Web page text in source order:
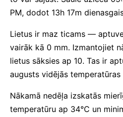
PM, dodot 13h 17m
Lietus ir maz ticams —
vairāk kā 0 mm. Izmantojiet
lietus sāksies ap 10. Tas ir
augusts vidējās temperatūras
Nākamā nedēļa izskatās
temperatūru ap 34°C un